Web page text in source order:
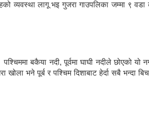
व्यवस्था लागू भइ गुजरा गाउपलिका जम्मा ९
बकैया नदी, पूर्वमा घाघी नदीले छोएको यो
भने पूर्ब र पश्चिम दिशाबाट हेर्दा सबै भन्दा